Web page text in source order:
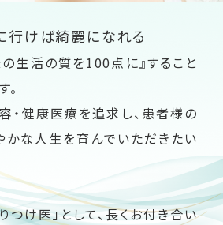
行けば綺麗になれる
生活の質を100点に』すること
・健康医療を追求し、患者様の
な人生を育んでいただきたい
つけ医」として、長くお付き合い